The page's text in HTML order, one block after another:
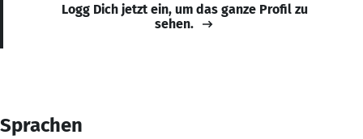
Logg Dich jetzt ein, um das ganze Profil zu
sehen.
Sprachen